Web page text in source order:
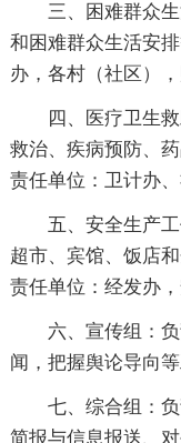
三、困难群众
和困难群众生活安
办，各村（社区）
四、医疗卫生
救治、疾病预防、
责任单位：卫计办
五、安全生产
超市、宾馆、饭店
责任单位：经发办
六、宣传组：
闻，把握舆论导向
七、综合组：
简报与信息报送、